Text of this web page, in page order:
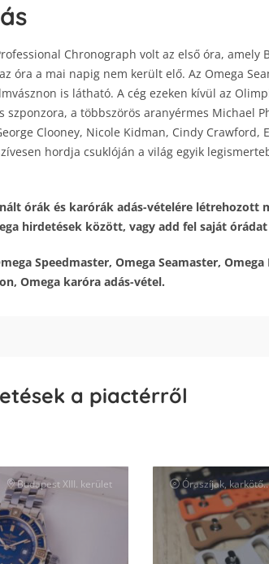
Chronograph volt az első óra, amely
óra a mai napig nem került elő. Az Omega
is látható. A cég ezeken kívül az
szponzora, a többszörös aranyérmes Michael
Clooney, Nicole Kidman, Cindy Crawford,
hordja csuklóján a világ egyik
órák és karórák adás-vételére létrehozott
hirdetések között, vagy add fel saját
Speedmaster, Omega Seamaster, Omega
Omega karóra adás-vétel.
a piactérről
Budapest XIII. kerület Óraszíjak, karkötők és tartozékok